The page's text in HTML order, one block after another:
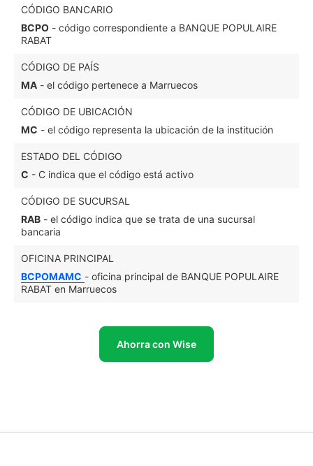
CÓDIGO BANCARIO
BCPO - código correspondiente a BANQUE POPULAIRE
RABAT
CÓDIGO DE PAÍS
MA - el código pertenece a Marruecos
CÓDIGO DE UBICACIÓN
MC - el código representa la ubicación de la institución
ESTADO DEL CÓDIGO
C - C indica que el código está activo
CÓDIGO DE SUCURSAL
RAB - el código indica que se trata de una sucursal
bancaria
OFICINA PRINCIPAL
BCPOMAMC - oficina principal de BANQUE POPULAIRE
RABAT en Marruecos
Ahorra con Wise